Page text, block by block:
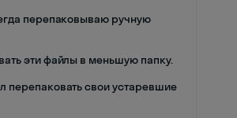
перепаковываю ручную
эти файлы в меньшую папку.
перепаковать свои устаревшие